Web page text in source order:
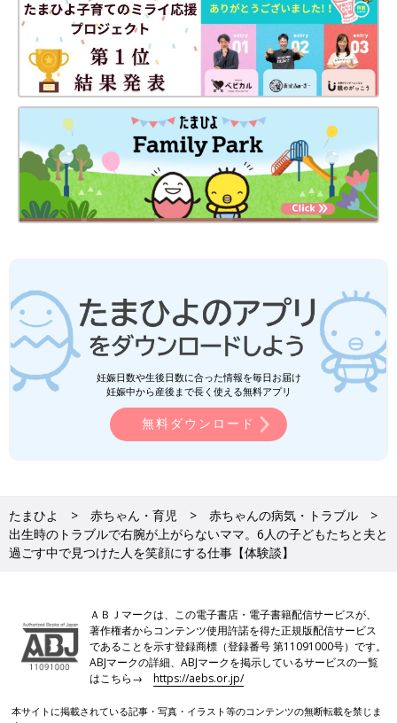
妊娠日数や生後日数に合った情報を毎日お届け
妊娠中から産後まで長く使える無料アプリ
無料ダウンロード
たまひよ 赤ちゃん・育児
赤ちゃんの病気・トラブル
出生時のトラブルで右腕が上がらないママ。6人の子どもたちと夫と
過ごす中で見つけた人を笑顔にする仕事【体験談】
ＡＢＪマークは、この電子書店・電子書籍配信サービスが、
著作権者からコンテンツ使用許諾を得た正規版配信サービス
であることを示す登録商標（登録番号 第11091000号）です。
ABJマークの詳細、ABJマークを掲示しているサービスの一覧
はこちら→https://aebs.or.jp/
本サイトに掲載されている記事・写真・イラスト等のコンテンツの無断転載を禁じま